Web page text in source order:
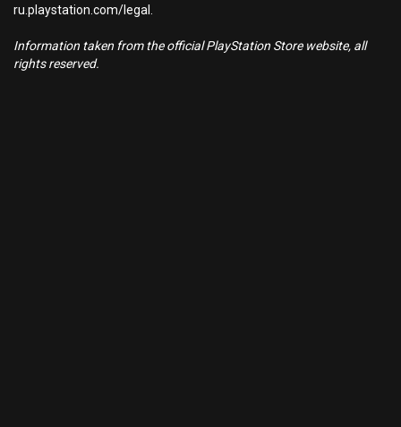
ru.playstation.com/legal.
Information taken from the official PlayStation Store website, all
rights reserved.